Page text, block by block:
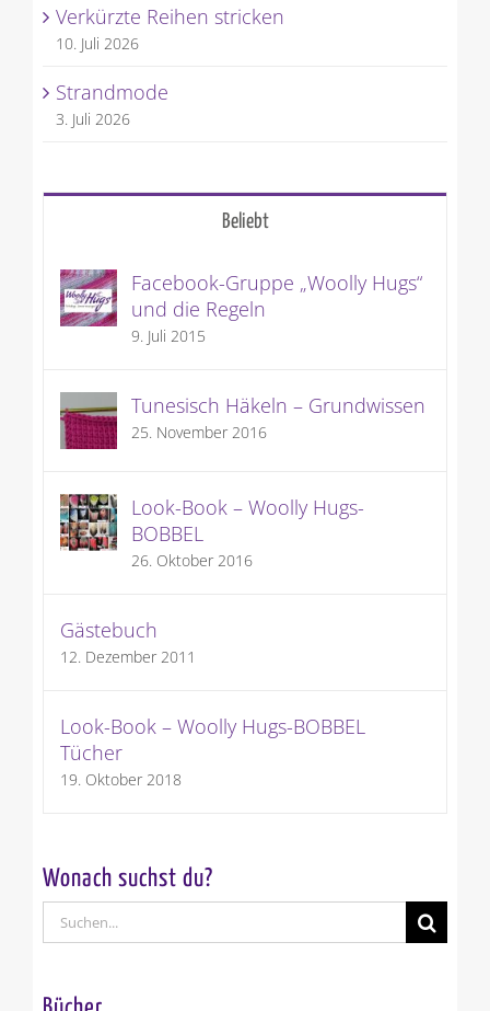
Verkürzte Reihen stricken
10. Juli 2026
Strandmode
3. Juli 2026
Beliebt
Facebook-Gruppe „Woolly Hugs“
und die Regeln
9. Juli 2015
Tunesisch Häkeln – Grundwissen
25. November 2016
Look-Book – Woolly Hugs-
BOBBEL
26. Oktober 2016
Gästebuch
12. Dezember 2011
Look-Book – Woolly Hugs-BOBBEL
Tücher
19. Oktober 2018
Wonach suchst du?
Suche
nach: